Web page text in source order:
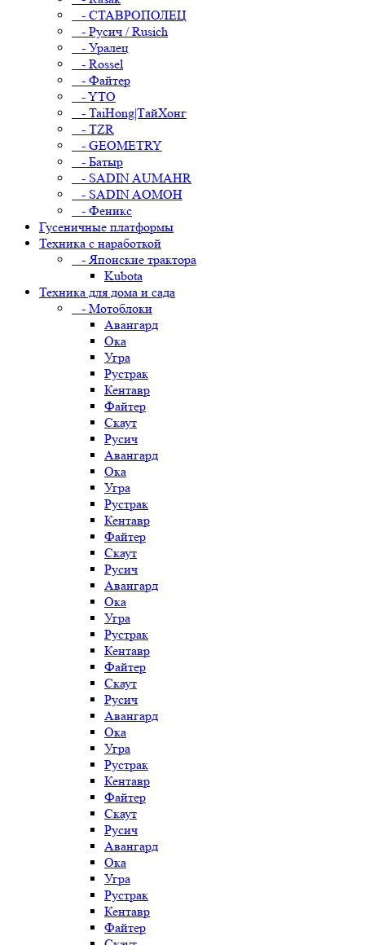
- СТАВРОПОЛЕЦ
- Русич / Rusich
- Уралец
- Rossel
- Файтер
- YTO
- TaiHong|ТайХонг
- TZR
- GEOMETRY
- Батыр
- SADIN AUMAHR
- SADIN AOMOH
- Феникс
Гусеничные платформы
Техника с наработкой
- Японские трактора
Kubota
Техника для дома и сада
- Мотоблоки
Авангард
Ока
Угра
Рустрак
Кентавр
Файтер
Скаут
Русич
Авангард
Ока
Угра
Рустрак
Кентавр
Файтер
Скаут
Русич
Авангард
Ока
Угра
Рустрак
Кентавр
Файтер
Скаут
Русич
Авангард
Ока
Угра
Рустрак
Кентавр
Файтер
Скаут
Русич
Авангард
Ока
Угра
Рустрак
Кентавр
Файтер